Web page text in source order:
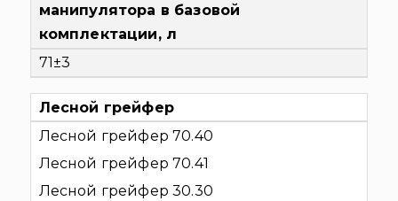
манипулятора в базовой
комплектации, л
71±3
Лесной грейфер
Лесной грейфер 70.40
Лесной грейфер 70.41
Лесной грейфер 30.30